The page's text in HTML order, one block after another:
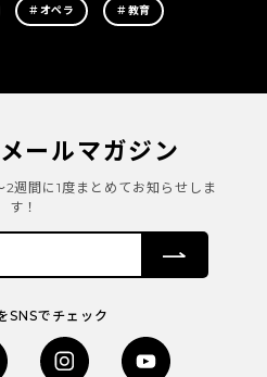
＃オペラ ＃教育
ールマガジン
週間に1度まとめてお知らせしま
す！
SNSでチェック